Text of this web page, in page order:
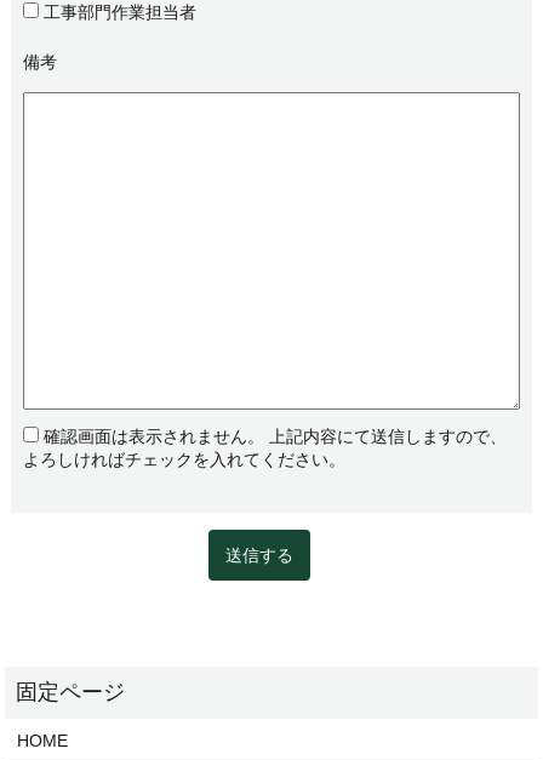
工事部門作業担当者
備考
確認画面は表示されません。 上記内容にて送信しますので、
よろしければチェックを入れてください。
HOME